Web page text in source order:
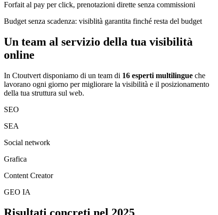
Forfait al pay per click, prenotazioni dirette senza commissioni
Budget senza scadenza: visiblità garantita finché resta del budget
Un team al servizio della tua visibilità
online
In Ctoutvert disponiamo di un team di 16 esperti multilingue che
lavorano ogni giorno per migliorare la visibilità e il posizionamento
della tua struttura sul web.
SEO
SEA
Social network
Grafica
Content Creator
GEO IA